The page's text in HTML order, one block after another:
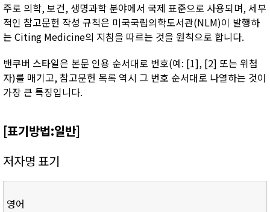
주로 의학, 보건, 생명과학 분야에서 국제 표준으로 사용되며, 세부
적인 참고문헌 작성 규칙은 미국국립의학도서관(NLM)이 발행하
는 Citing Medicine의 지침을 따르는 것을 원칙으로 합니다.
밴쿠버 스타일은 본문 인용 순서대로 번호(예: [1], [2] 또는 위첨
자)를 매기고, 참고문헌 목록 역시 그 번호 순서대로 나열하는 것이
가장 큰 특징입니다.
[표기방법:일반]
저자명 표기
영어